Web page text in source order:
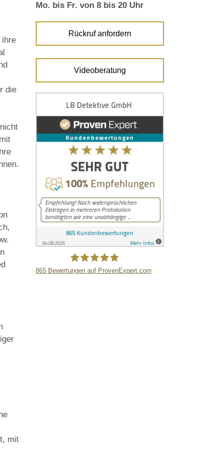
ihre
die
mit
Mo. bis Fr. von 8 bis 20 Uhr
Rückruf anfordern
Videoberatung
865Bewertungen auf ProvenExpert.com